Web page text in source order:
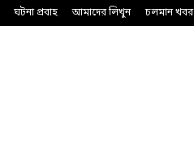
ঘটনা প্রবাহ আমাদের লিখুন চলমান খবর